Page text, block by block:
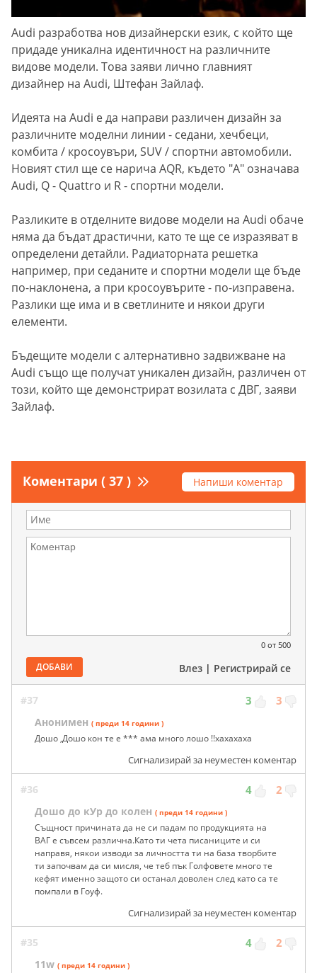
Audi разработва нов дизайнерски език, с който ще
придаде уникална идентичност на различните
видове модели. Това заяви лично главният
дизайнер на Audi, Штефан Зайлаф.
Идеята на Audi е да направи различен дизайн за
различните моделни линии - седани, хечбеци,
комбита / кросоувъри, SUV / спортни автомобили.
Новият стил ще се нарича AQR, където "А" означава
Audi, Q - Quattro и R - спортни модели.
Разликите в отделните видове модели на Audi обаче
няма да бъдат драстични, като те ще се изразяват в
определени детайли. Радиаторната решетка
например, при седаните и спортни модели ще бъде
по-наклонена, а при кросоувърите - по-изправена.
Разлики ще има и в светлините и някои други
елементи.
Бъдещите модели с алтернативно задвижване на
Audi също ще получат уникален дизайн, различен от
този, който ще демонстрират возилата с ДВГ, заяви
Зайлаф.
Коментари ( 37 ) Напиши коментар
0 от 500
ДОБАВИ Влез | Регистрирай се
#37 3 3
Анонимен ( преди 14 години )
Дошо ,Дошо кон те е *** ама много лошо !!хахахаха
Сигнализирай за неуместен коментар
#36 4 2
Дошо до кУр до колен ( преди 14 години )
Същност причината да не си падам по продукцията на
ВАГ е съвсем различна.Като ти чета писаниците и си
направя, някои изводи за личността ти на база творбите
ти започвам да си мисля, че теб пък Голфовете много те
кефят именно защото си останал доволен след като са те
помпали в Гоуф.
Сигнализирай за неуместен коментар
#35 4 2
11w ( преди 14 години )